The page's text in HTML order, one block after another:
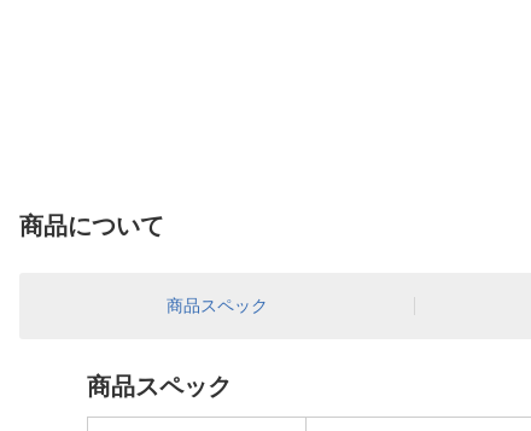
商品について
商品スペック
商品スペック